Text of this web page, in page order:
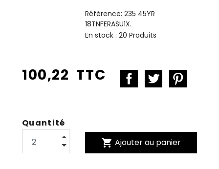
Référence:235 45YR
18TNFERASU1X.
En stock :20 Produits
100,22 TTC
Quantité
shopping_cart Ajouter au panier